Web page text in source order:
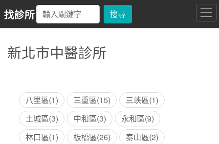
找診所 搜尋
新北市中醫診所
八里區(1) 三重區(15)
三峽區(1)
土城區(3)
中和區(3)
永和區(9)
林口區(1)
板橋區(26)
泰山區(2)